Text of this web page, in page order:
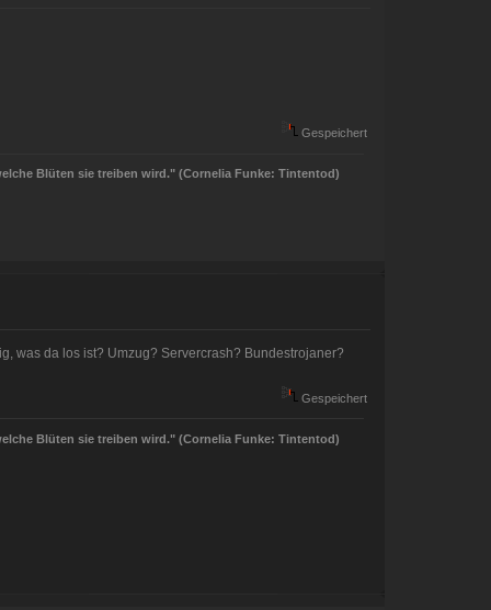
Gespeichert
Blüten sie treiben wird." (Cornelia Funke: Tintentod)
was da los ist? Umzug? Servercrash? Bundestrojaner?
Gespeichert
Blüten sie treiben wird." (Cornelia Funke: Tintentod)